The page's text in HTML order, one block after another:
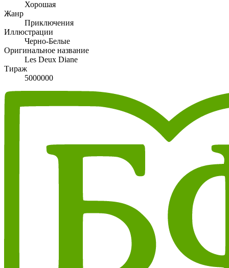
Хорошая
Жанр
Приключения
Иллюстрации
Черно-Белые
Оригинальное название
Les Deux Diane
Тираж
5000000